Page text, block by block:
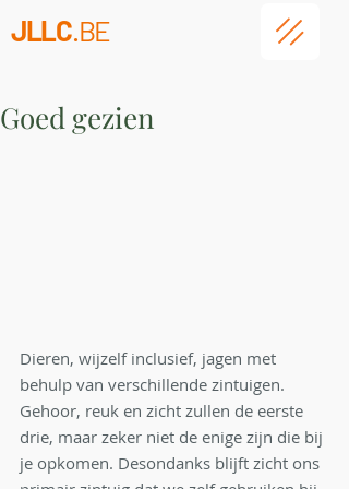
JLLC.BE
Goed gezien
Dieren, wijzelf inclusief, jagen met
behulp van verschillende zintuigen.
Gehoor, reuk en zicht zullen de eerste
drie, maar zeker niet de enige zijn die bij
je opkomen. Desondanks blijft zicht ons